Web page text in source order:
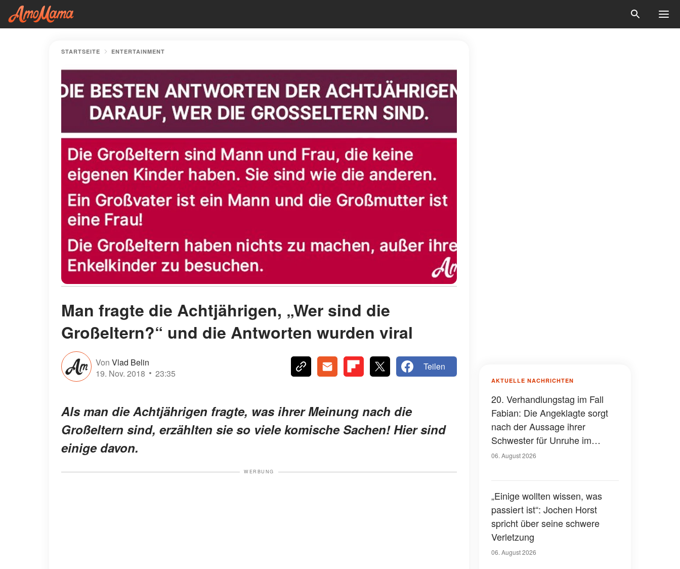
STARTSEITE ENTERTAINMENT
Man fragte die Achtjährigen, „Wer sind die
Großeltern?“ und die Antworten wurden viral
Von Vlad Belin
19. Nov. 2018
23:35
Teilen
Als man die Achtjährigen fragte, was ihrer Meinung nach die
Großeltern sind, erzählten sie so viele komische Sachen! Hier sind
einige davon.
WERBUNG
AKTUELLE NACHRICHTEN
20. Verhandlungstag im Fall
Fabian: Die Angeklagte sorgt
nach der Aussage ihrer
Schwester für Unruhe im
Gerichtssaal – was ist
06. August 2026
„Einige wollten wissen, was
passiert ist“: Jochen Horst
spricht über seine schwere
Verletzung
06. August 2026